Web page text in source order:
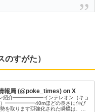
すがた）
報局 (@poke_times) on X
ン紹介━━━━━━インテレオン（キョ
）━━━━━━40mほどの長さに伸び
を取ります💥強化された瞬膜は、目